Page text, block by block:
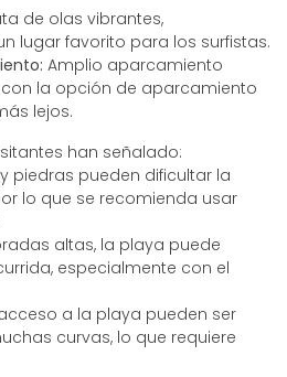
de olas vibrantes,
lugar favorito para los surfistas.
Amplio aparcamiento
la opción de aparcamiento
lejos.
han señalado:
piedras pueden dificultar la
lo que se recomienda usar
altas, la playa puede
especialmente con el
a la playa pueden ser
curvas, lo que requiere